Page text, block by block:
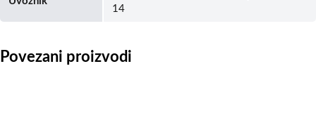
14
Povezani proizvodi